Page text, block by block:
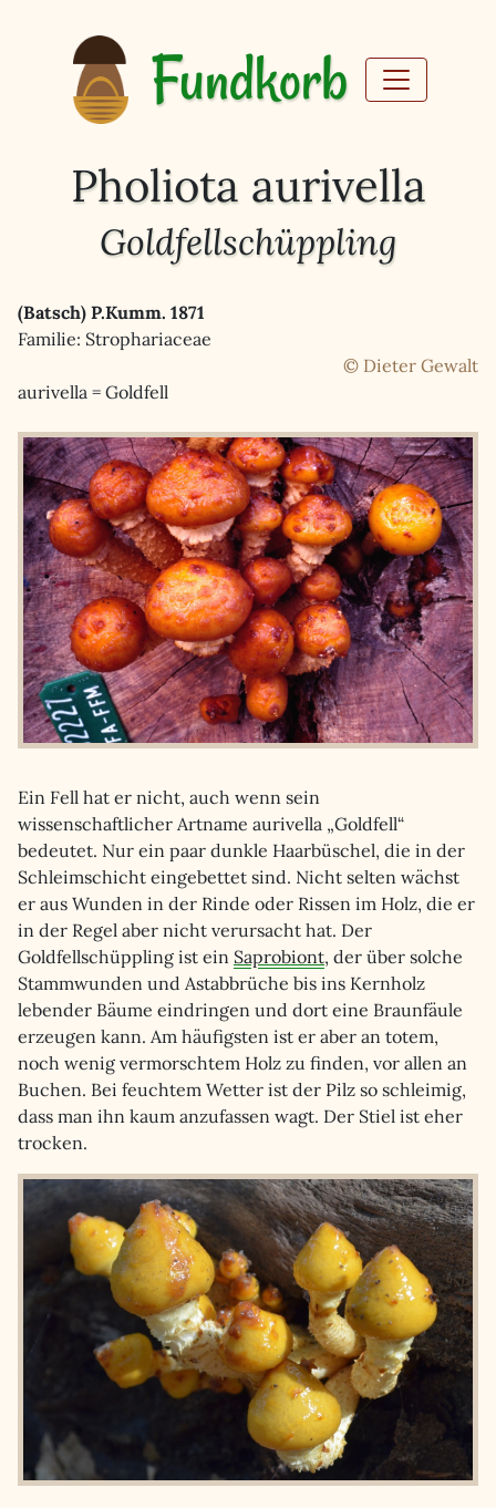
Fundkorb
Pholiota aurivella
Goldfellschüppling
(Batsch) P.Kumm. 1871
Familie: Strophariaceae
© Dieter Gewalt
aurivella = Goldfell
Ein Fell hat er nicht, auch wenn sein
wissenschaftlicher Artname aurivella „Goldfell“
bedeutet. Nur ein paar dunkle Haarbüschel, die in der
Schleimschicht eingebettet sind. Nicht selten wächst
er aus Wunden in der Rinde oder Rissen im Holz, die er
in der Regel aber nicht verursacht hat. Der
Goldfellschüppling ist ein Saprobiont, der über solche
Stammwunden und Astabbrüche bis ins Kernholz
lebender Bäume eindringen und dort eine Braunfäule
erzeugen kann. Am häufigsten ist er aber an totem,
noch wenig vermorschtem Holz zu finden, vor allen an
Buchen. Bei feuchtem Wetter ist der Pilz so schleimig,
dass man ihn kaum anzufassen wagt. Der Stiel ist eher
trocken.